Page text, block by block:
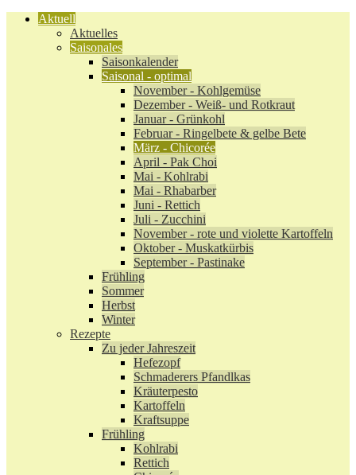
Aktuell
Aktuelles
Saisonales
Saisonkalender
Saisonal - optimal
November - Kohlgemüse
Dezember - Weiß- und Rotkraut
Januar - Grünkohl
Februar - Ringelbete & gelbe Bete
März - Chicorée
April - Pak Choi
Mai - Kohlrabi
Mai - Rhabarber
Juni - Rettich
Juli - Zucchini
November - rote und violette Kartoffeln
Oktober - Muskatkürbis
September - Pastinake
Frühling
Sommer
Herbst
Winter
Rezepte
Zu jeder Jahreszeit
Hefezopf
Schmaderers Pfandlkas
Kräuterpesto
Kartoffeln
Kraftsuppe
Frühling
Kohlrabi
Rettich